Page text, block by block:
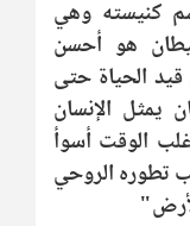
كنيسته وهي
هو أحسن
الحياة حتى
يمثل الإنسان
الوقت أسوأ
تطوره الروحي